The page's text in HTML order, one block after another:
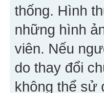
thống. Hình
những hình
viên. Nếu
do thay đổi
không thể sử